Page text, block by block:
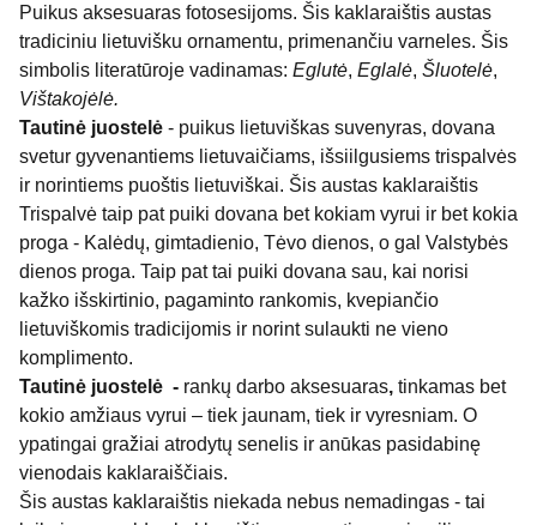
Puikus aksesuaras fotosesijoms. Šis kaklaraištis austas
tradiciniu lietuvišku ornamentu, primenančiu varneles. Šis
simbolis literatūroje vadinamas: Eglutė, Eglalė, Šluotelė,
Vištakojėlė.
Tautinė juostelė - puikus lietuviškas suvenyras, dovana
svetur gyvenantiems lietuvaičiams, išsiilgusiems trispalvės
ir norintiems puoštis lietuviškai. Šis austas kaklaraištis
Trispalvė taip pat puiki dovana bet kokiam vyrui ir bet kokia
proga - Kalėdų, gimtadienio, Tėvo dienos, o gal Valstybės
dienos proga. Taip pat tai puiki dovana sau, kai norisi
kažko išskirtinio, pagaminto rankomis, kvepiančio
lietuviškomis tradicijomis ir norint sulaukti ne vieno
komplimento.
Tautinė juostelė - rankų darbo aksesuaras, tinkamas bet
kokio amžiaus vyrui – tiek jaunam, tiek ir vyresniam. O
ypatingai gražiai atrodytų senelis ir anūkas pasidabinę
vienodais kaklaraiščiais.
Šis austas kaklaraištis niekada nebus nemadingas - tai